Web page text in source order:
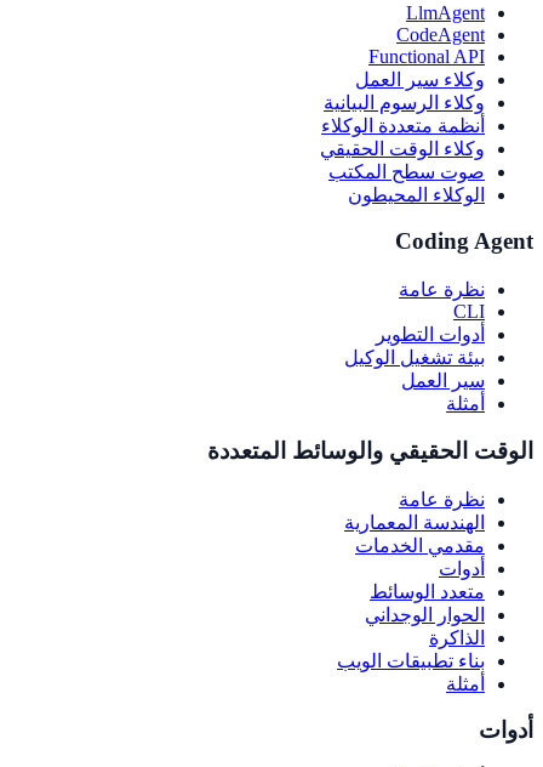
LlmAgent
CodeAgent
Functional API
وكلاء سير العمل
وكلاء الرسوم البيانية
أنظمة متعددة الوكلاء
وكلاء الوقت الحقيقي
صوت سطح المكتب
الوكلاء المحيطون
Coding Agent
نظرة عامة
CLI
أدوات التطوير
بيئة تشغيل الوكيل
سير العمل
أمثلة
الوقت الحقيقي والوسائط المتعددة
نظرة عامة
الهندسة المعمارية
مقدمي الخدمات
أدوات
متعدد الوسائط
الحوار الوجداني
الذاكرة
بناء تطبيقات الويب
أمثلة
أدوات